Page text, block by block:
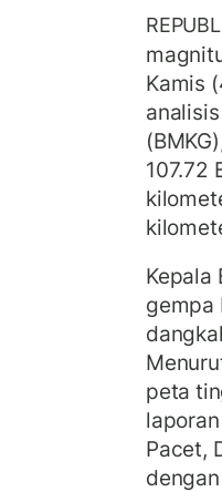
Kamis
107.72
Kepala
gempa
peta
Pacet,